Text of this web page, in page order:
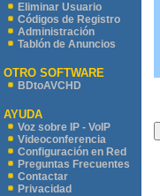
Eliminar Usuario
Códigos de Registro
Administración
Tablón de Anuncios
OTRO SOFTWARE
BDtoAVCHD
AYUDA
Voz sobre IP - VoIP
Videoconferencia
Configuración en Red
Preguntas Frecuentes
Contactar
Privacidad